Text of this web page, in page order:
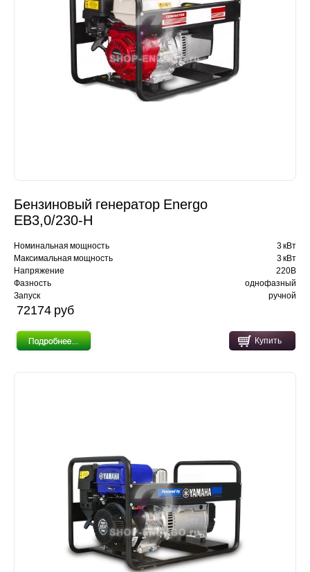
Бензиновый генератор Energo
EB3,0/230-H
Номинальная мощность
3 кВт
Максимальная мощность
3 кВт
Напряжение
220В
Фазность
однофазный
Запуск
ручной
72174 pуб
Купить